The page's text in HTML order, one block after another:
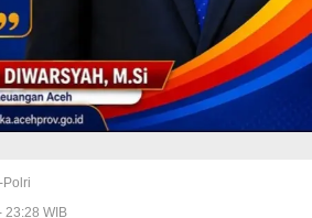
Polri
23:28 WIB